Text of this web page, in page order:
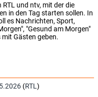
und ntv, mit der die
in den Tag starten sollen. In
es Nachrichten, Sport,
"Gesund am Morgen"
mit Gästen geben.
(RTL )